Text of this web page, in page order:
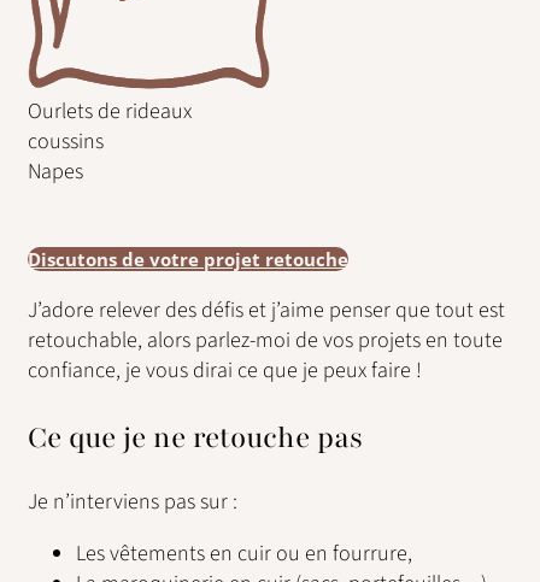
Ourlets de rideaux
coussins
Napes
Discutons de votre projet retouche
J’adore relever des défis et j’aime penser que tout est
retouchable, alors parlez-moi de vos projets en toute
confiance, je vous dirai ce que je peux faire !
Ce que je ne retouche pas
Je n’interviens pas sur :
Les vêtements en cuir ou en fourrure,